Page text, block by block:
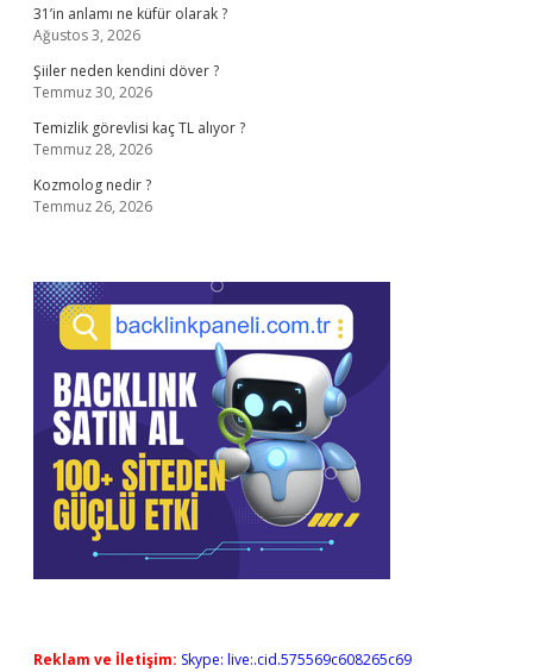
31’in anlamı ne küfür olarak ?
Ağustos 3, 2026
Şiiler neden kendini döver ?
Temmuz 30, 2026
Temizlik görevlisi kaç TL alıyor ?
Temmuz 28, 2026
Kozmolog nedir ?
Temmuz 26, 2026
Reklam ve İletişim: Skype: live:.cid.575569c608265c69